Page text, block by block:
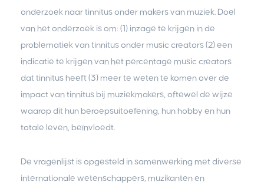
onderzoek naar tinnitus onder makers van muziek. Doel
van het onderzoek is om: (1) inzage te krijgen in de
problematiek van tinnitus onder music creators (2) een
indicatie te krijgen van het percentage music creators
dat tinnitus heeft (3) meer te weten te komen over de
impact van tinnitus bij muziekmakers, oftewel de wijze
waarop dit hun beroepsuitoefening, hun hobby en hun
totale leven, beïnvloedt.
De vragenlijst is opgesteld in samenwerking met diverse
internationale wetenschappers, muzikanten en